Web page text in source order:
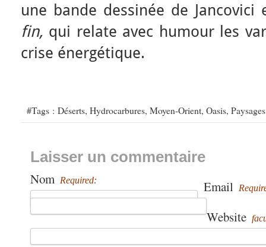
une bande dessinée de
fin, qui relate avec humour les
crise énergétique.
#Tags : Déserts, Hydrocarbures, Moyen-Orient, Oasis,
Laisser un commentaire
Nom Required: Email
Website